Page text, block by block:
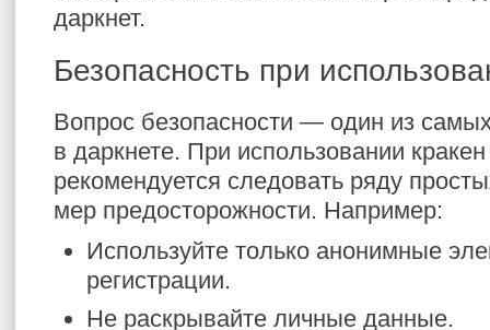
даркнет.
Безопасность при
Вопрос безопасности — один из
в даркнете. При использовании
рекомендуется следовать ряду
мер предосторожности. Например:
Используйте только анонимные
регистрации.
Не раскрывайте личные данные.